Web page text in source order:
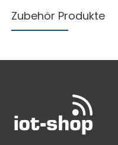
Zubehör Produkte